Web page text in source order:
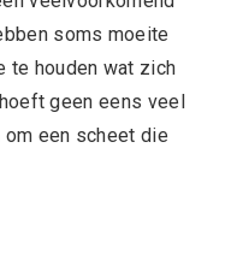
soms moeite
te houden wat zich
geen eens veel
een scheet die